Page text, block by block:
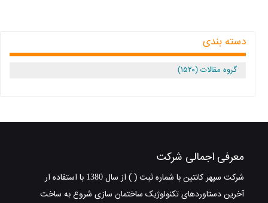
دسته بندی
گروه مقالات (۱۵۲۰)
معرفی اجمالی شرکت
شرکت سپهر کانتین با شماره ثبت ( ) از سال 1380 با استفاده ار
آخرین دستاوردهای تکنولوژیک ساختمان سازی شروع به ساخت